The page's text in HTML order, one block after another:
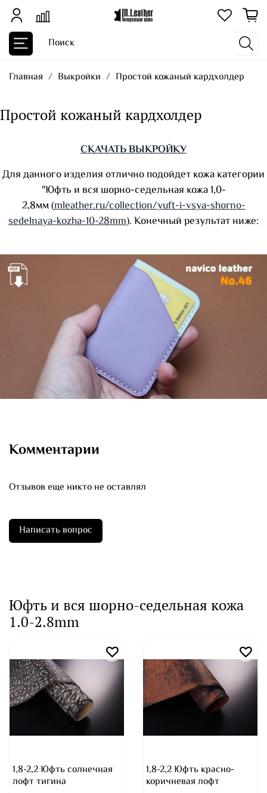
Главная Выкройки Простой кожаный кардхолдер
Простой кожаный кардхолдер
СКАЧАТЬ ВЫКРОЙКУ
Для данного изделия отлично подойдет кожа категории
"Юфть и вся шорно-седельная кожа 1,0-
2,8мм (mleather.ru/collection/yuft-i-vsya-shorno-
sedelnaya-kozha-10-28mm). Конечный результат ниже:
Комментарии
Отзывов еще никто не оставлял
Написать вопрос
Юфть и вся шорно-седельная кожа
1.0-2.8mm
1,8-2,2 Юфть солнечная
лофт тигина
1,8-2,2 Юфть красно-
коричневая лофт